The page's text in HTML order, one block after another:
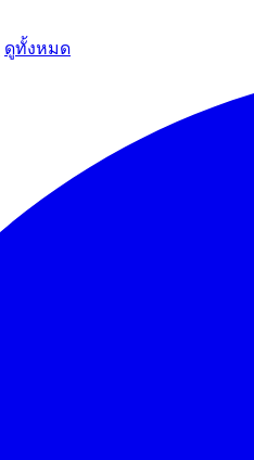
ดูทั้งหมด